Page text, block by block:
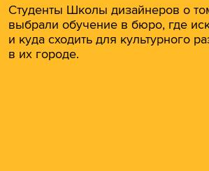
Студенты Школы дизайнеров о
выбрали обучение в бюро, где
и куда сходить для культурного
в их городе.